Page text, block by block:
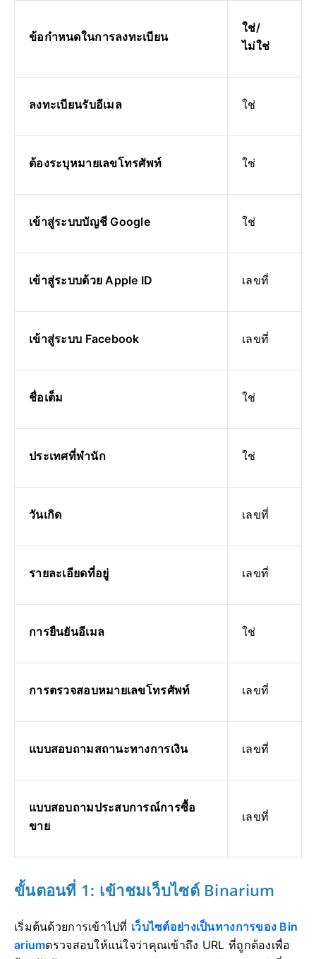
ข้อกำหนดในการลงทะเบียน
ใช่/
ไม่ใช่
ลงทะเบียนรับอีเมล ใช่
ต้องระบุหมายเลขโทรศัพท์ ใช่
เข้าสู่ระบบบัญชี Google ใช่
เข้าสู่ระบบด้วย Apple ID เลขที่
เข้าสู่ระบบ Facebook เลขที่
ชื่อเต็ม ใช่
ประเทศที่พำนัก ใช่
วันเกิด เลขที่
รายละเอียดที่อยู่ เลขที่
การยืนยันอีเมล ใช่
การตรวจสอบหมายเลขโทรศัพท์ เลขที่
แบบสอบถามสถานะทางการเงิน เลขที่
แบบสอบถามประสบการณ์การซื้อ
ขาย
เลขที่
ขั้นตอนที่ 1: เข้าชมเว็บไซต์ Binarium
เริ่มต้นด้วยการเข้าไปที่ เว็บไซต์อย่างเป็นทางการของ Bin
ariumตรวจสอบให้แน่ใจว่าคุณเข้าถึง URL ที่ถูกต้องเพื่อ